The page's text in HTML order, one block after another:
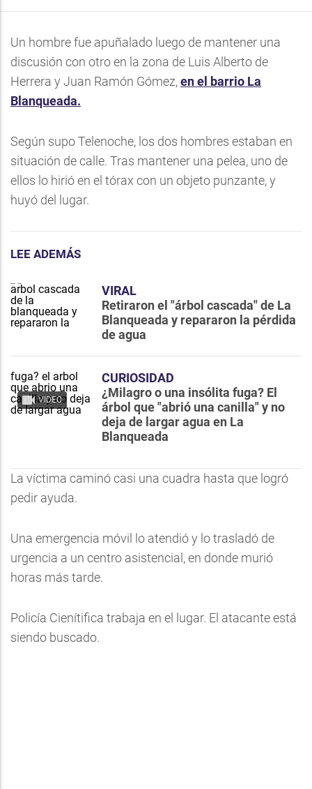
Un hombre fue apuñalado luego de mantener una
discusión con otro en la zona de Luis Alberto de
Herrera y Juan Ramón Gómez,en el barrio La
Blanqueada.
Según supo Telenoche, los dos hombres estaban en
situación de calle. Tras mantener una pelea, uno de
ellos lo hirió en el tórax con un objeto punzante, y
huyó del lugar.
LEE ADEMÁS
VIRAL
Retiraron el "árbol cascada" de La
Blanqueada y repararon la pérdida
de agua
VIDEO
CURIOSIDAD
¿Milagro o una insólita fuga? El
árbol que "abrió una canilla" y no
deja de largar agua en La
Blanqueada
La víctima caminó casi una cuadra hasta que logró
pedir ayuda.
Una emergencia móvil lo atendió y lo trasladó de
urgencia a un centro asistencial, en donde murió
horas más tarde.
Policía Cienítifica trabaja en el lugar. El atacante está
siendo buscado.